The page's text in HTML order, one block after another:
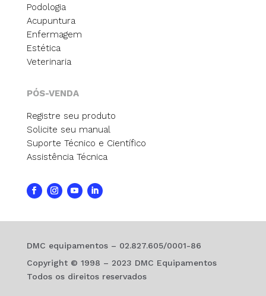
Podologia
Acupuntura
Enfermagem
Estética
Veterinaria
PÓS-VENDA
Registre seu produto
Solicite seu manual
Suporte Técnico e Científico
Assistência Técnica
DMC equipamentos – 02.827.605/0001-86
Copyright © 1998 – 2023 DMC Equipamentos
Todos os direitos reservados